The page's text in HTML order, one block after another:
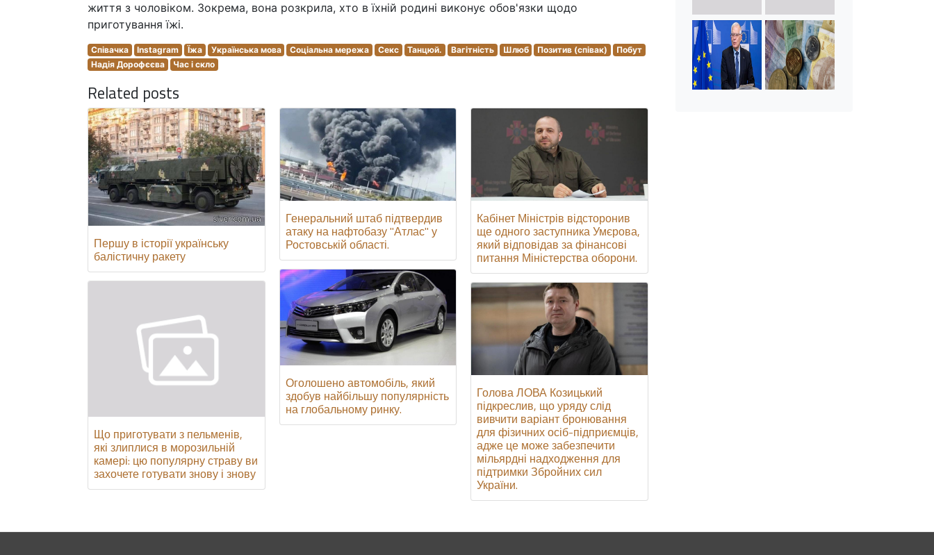
життя з чоловіком. Зокрема, вона розкрила, хто в їхній родині виконує обов'язки щодо
приготування їжі.
Співачка Instagram Їжа Українська мова Соціальна мережа Секс Танцюй. Вагітність Шлюб Позитив (співак)
Побут
Надія Дорофєєва
Час і скло
Related posts
Першу в історії українську
балістичну ракету
Що приготувати з пельменів,
які злиплися в морозильній
камері: цю популярну страву ви
захочете готувати знову і знову
Генеральний штаб підтвердив
атаку на нафтобазу "Атлас" у
Ростовській області.
Оголошено автомобіль, який
здобув найбільшу популярність
на глобальному ринку.
Кабінет Міністрів відсторонив
ще одного заступника Умєрова,
який відповідав за фінансові
питання Міністерства оборони.
Голова ЛОВА Козицький
підкреслив, що уряду слід
вивчити варіант бронювання
для фізичних осіб-підприємців,
адже це може забезпечити
мільярдні надходження для
підтримки Збройних сил
України.